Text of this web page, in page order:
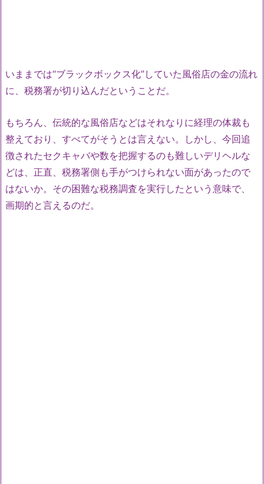
いままでは“ブラックボックス化”していた風俗店の金の流れ
に、税務署が切り込んだということだ。
もちろん、伝統的な風俗店などはそれなりに経理の体裁も
整えており、すべてがそうとは言えない。しかし、今回追
徴されたセクキャバや数を把握するのも難しいデリヘルな
どは、正直、税務署側も手がつけられない面があったので
はないか。その困難な税務調査を実行したという意味で、
画期的と言えるのだ。